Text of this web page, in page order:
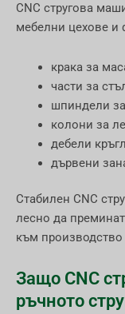
CNC стругова
мебелни цехове и
крака за
части за
шпиндели
колони за
дебели
дървени
Стабилен CNC
лесно да
към
Защо CNC
ръчното